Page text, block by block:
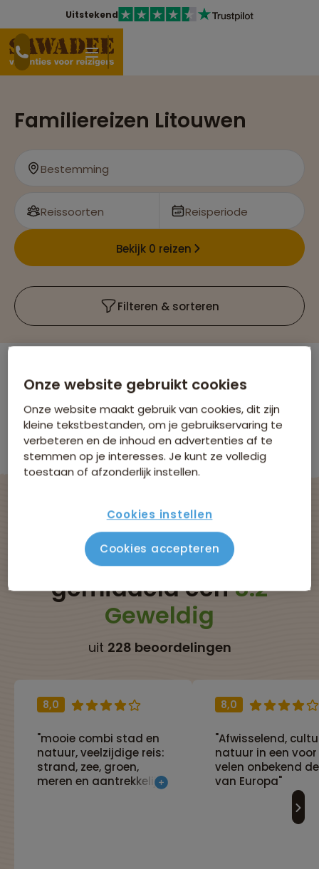
Uitstekend
Familiereizen Litouwen
Bestemming
Reissoorten Reisperiode
Bekijk 0 reizen
Filteren & sorteren
Er zijn0reizen die voldoen aan jouw
wensen
Familiereizen Litouwen Verwijder alle filters
Er werden geen resultaten gevonden
Onze rondreizen naar
Litouwen krijgen
gemiddeld een8.2
Geweldig
uit 228 beoordelingen
8,0
"mooie combi stad en
natuur, veelzijdige reis:
strand, zee, groen,
meren en aantrekkelijke
8,0
"Afwisselend,
natuur in een voor
velen onbekend
van Europa"
Onze website gebruikt cookies
Onze website maakt gebruik van cookies, dit zijn
kleine tekstbestanden, om je gebruikservaring te
verbeteren en de inhoud en advertenties af te
stemmen op je interesses. Je kunt ze volledig
toestaan of afzonderlijk instellen.
Cookies instellen
Cookies accepteren